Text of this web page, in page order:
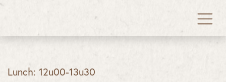
OVERSLAAN NAAR INHOUD
Lunch: 12u00-13u30